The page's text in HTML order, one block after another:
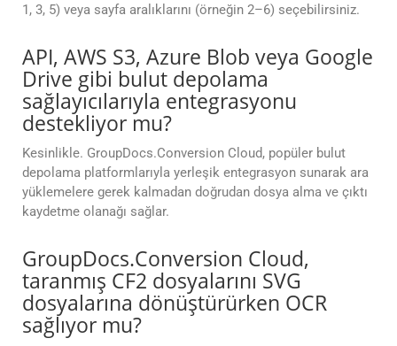
1, 3, 5) veya sayfa aralıklarını (örneğin 2–6) seçebilirsiniz.
API, AWS S3, Azure Blob veya Google
Drive gibi bulut depolama
sağlayıcılarıyla entegrasyonu
destekliyor mu?
Kesinlikle. GroupDocs.Conversion Cloud, popüler bulut
depolama platformlarıyla yerleşik entegrasyon sunarak ara
yüklemelere gerek kalmadan doğrudan dosya alma ve çıktı
kaydetme olanağı sağlar.
GroupDocs.Conversion Cloud,
taranmış CF2 dosyalarını SVG
dosyalarına dönüştürürken OCR
sağlıyor mu?